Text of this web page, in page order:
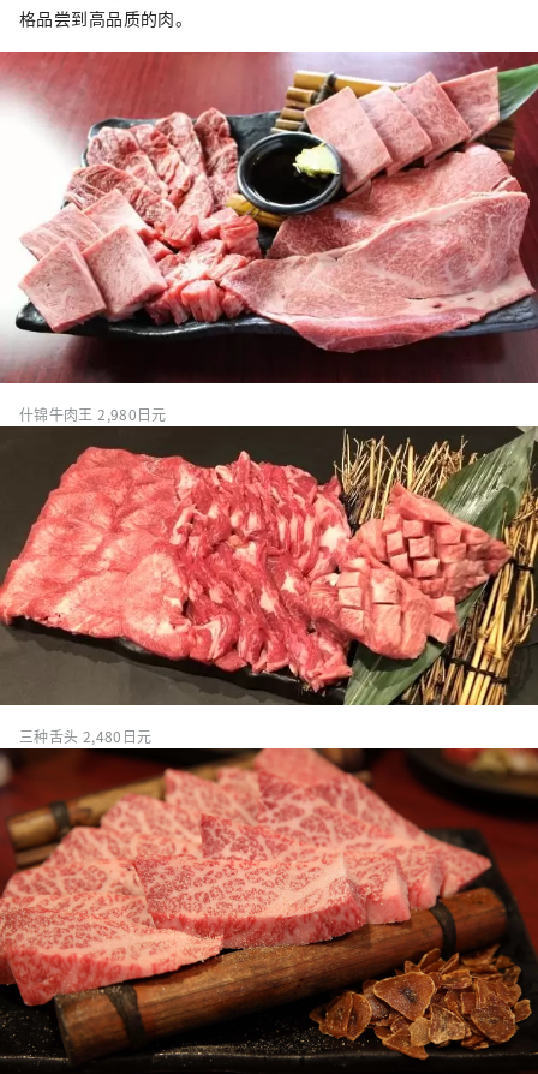
格品尝到高品质的肉。
什锦牛肉王 2,980日元
三种舌头 2,480日元